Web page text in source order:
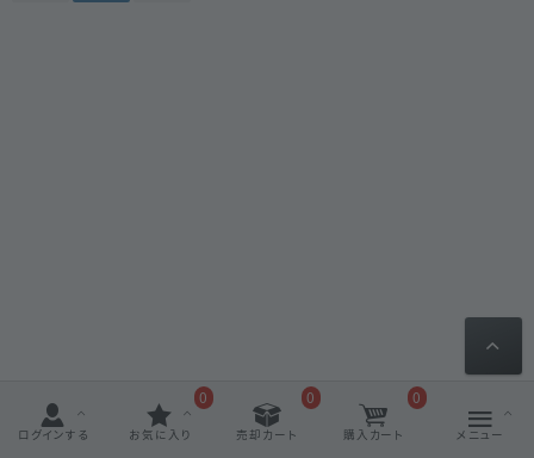
ログインする お気に入り
0
売却カート
0
購入カート
0
メニュー